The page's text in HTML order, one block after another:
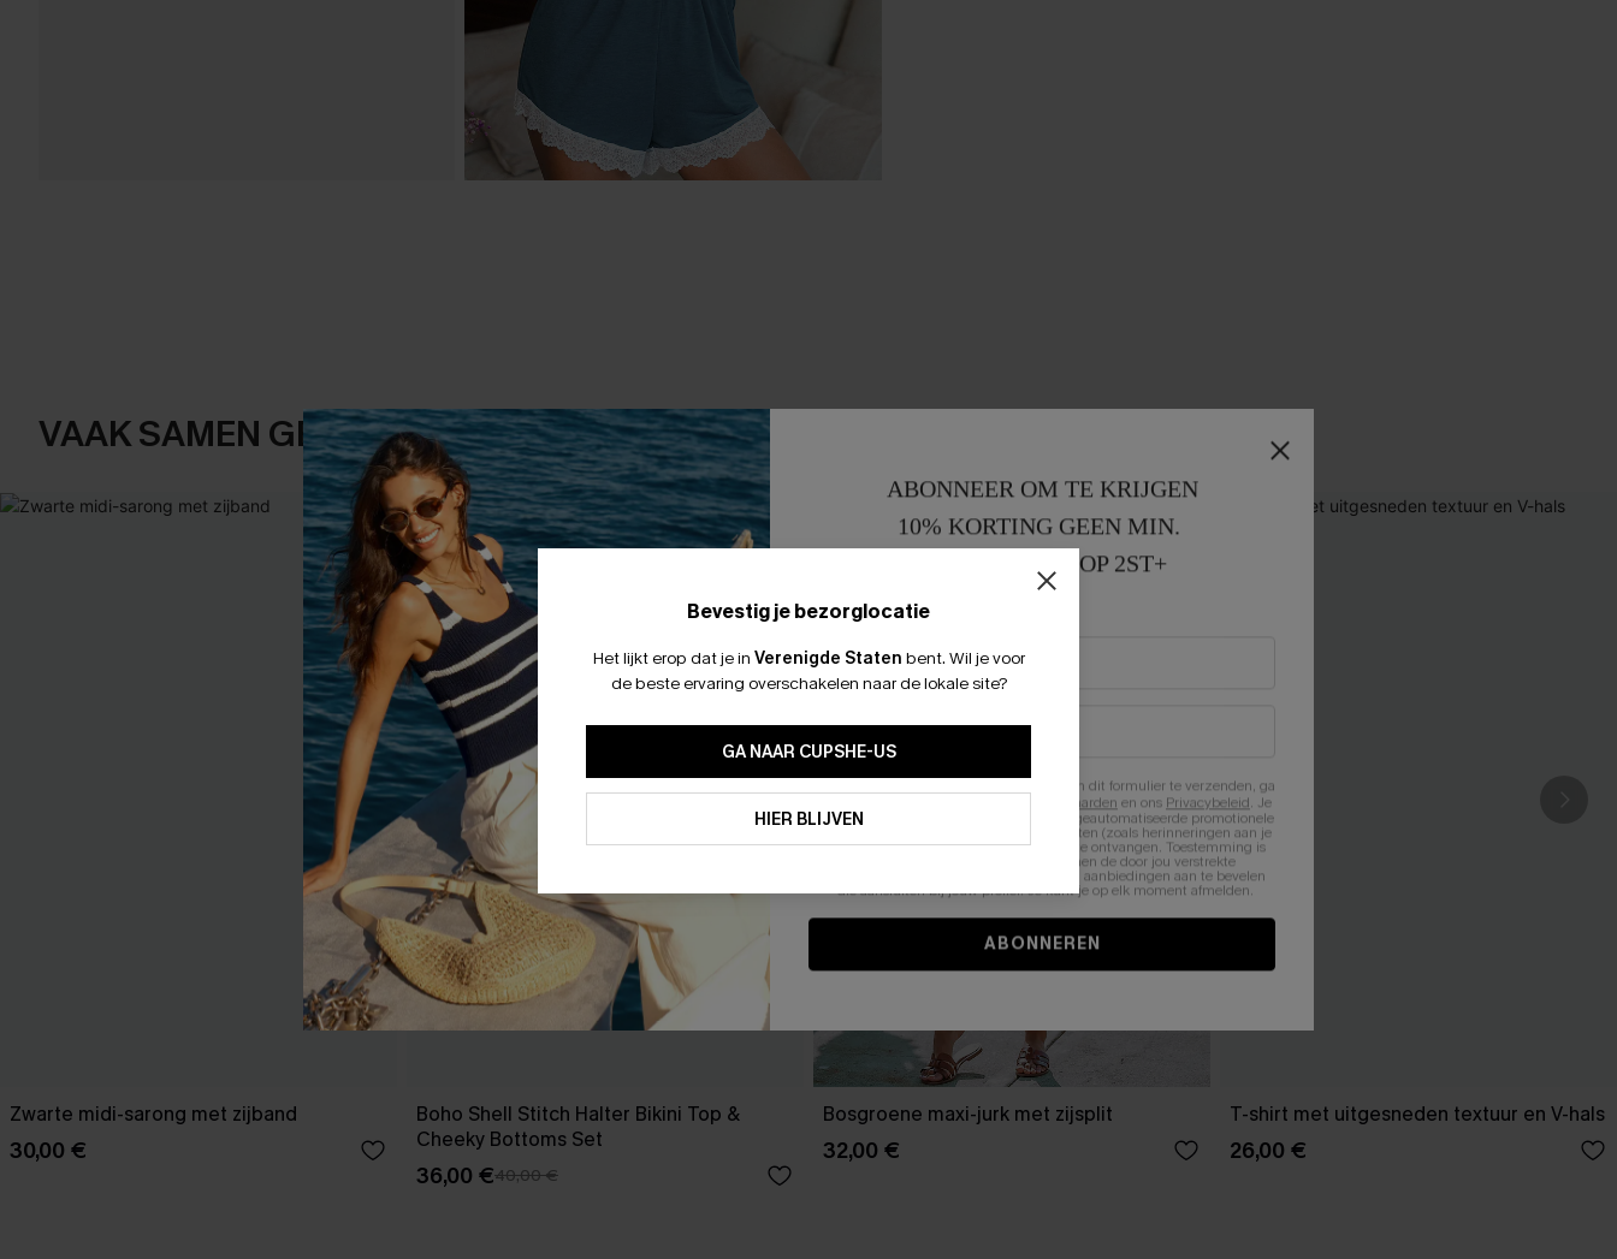
VAAK SAMEN GEKOCHT
Zwarte midi-sarong met zijband
30,00 €
Boho Shell Stitch Halter Bikini Top &
Cheeky Bottoms Set
36,00 €40,00 €
Bosgroene maxi-jurk met zijsplit
32,00 €
T-shirt met uitgesneden textuur en V-hals
26,00 €
Bevestig je bezorglocatie
Het lijkt erop dat je in Verenigde Staten bent. Wil je voor
de beste ervaring overschakelen naar de lokale site?
GA NAAR CUPSHE-US
HIER BLIJVEN
ABONNEER OM TE KRIJGEN
10% KORTING GEEN MIN.
15% KORTING OP 2ST+
Door je contactgegevens in te vullen en dit formulier te verzenden, ga
Algemene Voorwaarden en ons Privacybeleid. Je
stemt er tevens mee in om herhaalde geautomatiseerde promotionele
en gepersonaliseerde marketingberichten (zoals herinneringen aan je
winkelwagen) en e-mails van Cupshe te ontvangen. Toestemming is
niet vereist voor een aankoop. We kunnen de door jou verstrekte
informatie gebruiken om producten en aanbiedingen aan te bevelen
die aansluiten bij jouw profiel. Je kunt je op elk moment afmelden.
ABONNEREN